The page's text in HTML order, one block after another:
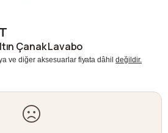
Çanak Lavabo
ve diğer aksesuarlar fiyata dâhildeğildir.